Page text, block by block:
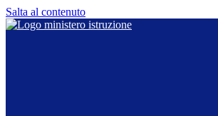
Salta al contenuto